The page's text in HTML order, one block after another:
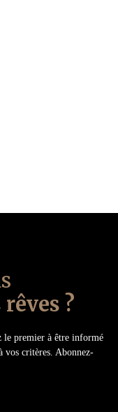
?
le premier à être informé
vos critères. Abonnez-